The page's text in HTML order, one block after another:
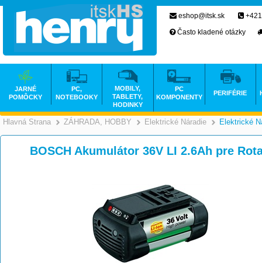
Hlavná Strana >
ZÁHRADA, HOBBY >
Elektrické Náradie Elektrické
BOSCH Akumulátor 36V LI 2.6Ah pre
eshop@itsk.sk
Často kladené otázky
JARNÉ
POMÔCKY
PC,
NOTEBOOKY
MOBILY,
TABLETY,
HODINKY
PC
KOMPONENTY
PERIFÉRIE